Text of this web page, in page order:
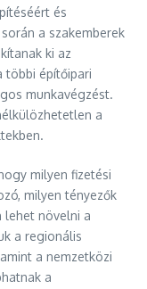
és
a szakemberek
ki az
többi építőipari
munkavégzést.
a
milyen fizetési
milyen tényezők
lehet növelni a
a regionális
a nemzetközi
a